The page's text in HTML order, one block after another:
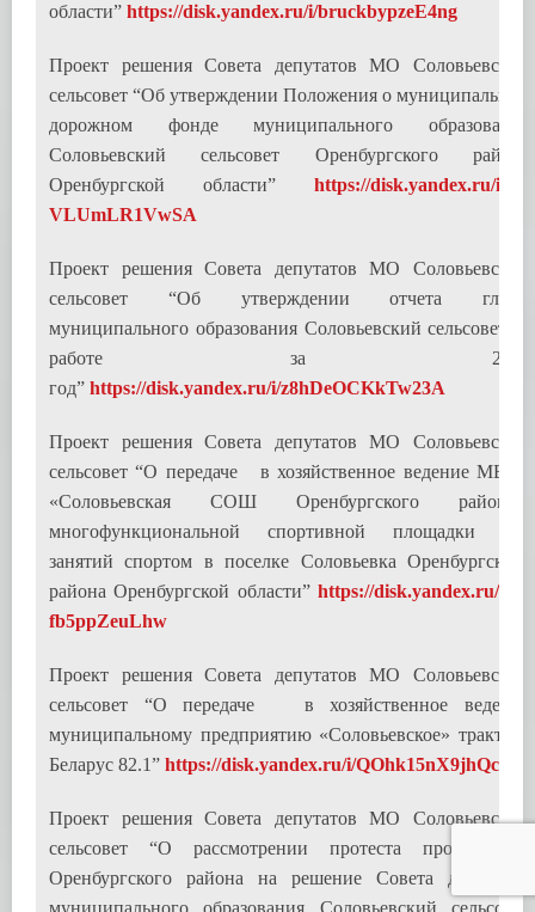
области” https://disk.yandex.ru/i/bruckbypzeE4ng
Проект решения Совета депутатов МО Соловьевский
сельсовет “Об утверждении Положения о муниципальном
дорожном фонде муниципального образования
Соловьевский сельсовет Оренбургского района
Оренбургской области” https://disk.yandex.ru/i/Jo-
VLUmLR1VwSA
Проект решения Совета депутатов МО Соловьевский
сельсовет “Об утверждении отчета главы
муниципального образования Соловьевский сельсовет о
работе за 2022
год” https://disk.yandex.ru/i/z8hDeOCKkTw23A
Проект решения Совета депутатов МО Соловьевский
сельсовет “О передаче в хозяйственное ведение МБОУ
«Соловьевская СОШ Оренбургского района»
многофункциональной спортивной площадки для
занятий спортом в поселке Соловьевка Оренбургского
района Оренбургской области” https://disk.yandex.ru/i/f7-
fb5ppZeuLhw
Проект решения Совета депутатов МО Соловьевский
сельсовет “О передаче в хозяйственное ведение
муниципальному предприятию «Соловьевское» трактора
Беларус 82.1” https://disk.yandex.ru/i/QOhk15nX9jhQcg
Проект решения Совета депутатов МО Соловьевский
сельсовет “О рассмотрении протеста прокуратуры
Оренбургского района на решение Совета депутатов